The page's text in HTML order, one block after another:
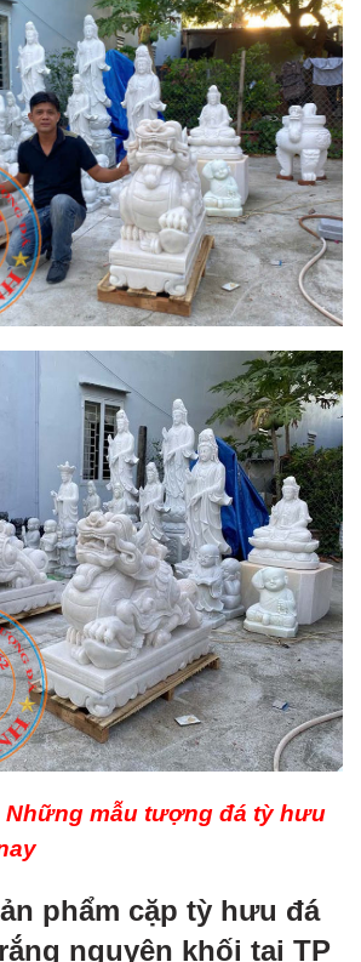
Những mẫu tượng đá tỳ hưu
phẩm cặp tỳ hưu đá
nguyên khối tại TP